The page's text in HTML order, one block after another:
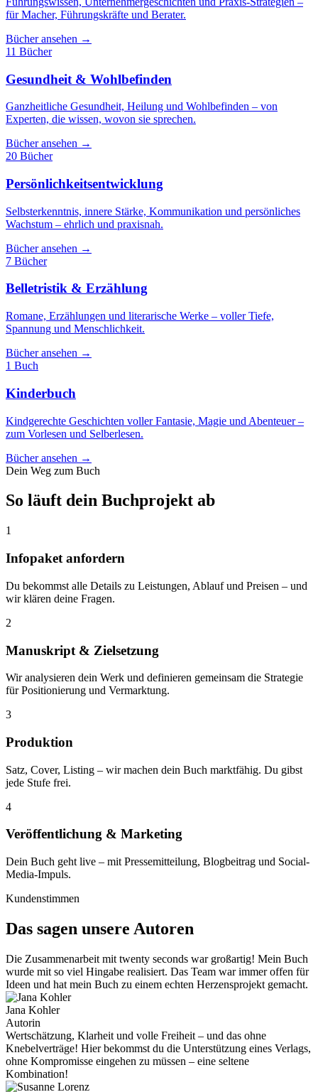
für Macher, Führungskräfte und Berater.
Bücher ansehen →
11 Bücher
Gesundheit & Wohlbefinden
Ganzheitliche Gesundheit, Heilung und Wohlbefinden – von
Experten, die wissen, wovon sie sprechen.
Bücher ansehen →
20 Bücher
Persönlichkeitsentwicklung
Selbsterkenntnis, innere Stärke, Kommunikation und persönliches
Wachstum – ehrlich und praxisnah.
Bücher ansehen →
7 Bücher
Belletristik & Erzählung
Romane, Erzählungen und literarische Werke – voller Tiefe,
Spannung und Menschlichkeit.
Bücher ansehen →
1 Buch
Kinderbuch
Kindgerechte Geschichten voller Fantasie, Magie und Abenteuer –
zum Vorlesen und Selberlesen.
Bücher ansehen →
Dein Weg zum Buch
So läuft dein Buchprojekt ab
1
Infopaket anfordern
Du bekommst alle Details zu Leistungen, Ablauf und Preisen – und
wir klären deine Fragen.
2
Manuskript & Zielsetzung
Wir analysieren dein Werk und definieren gemeinsam die Strategie
für Positionierung und Vermarktung.
3
Produktion
Satz, Cover, Listing – wir machen dein Buch marktfähig. Du gibst
jede Stufe frei.
4
Veröffentlichung & Marketing
Dein Buch geht live – mit Pressemitteilung, Blogbeitrag und Social-
Media-Impuls.
Kundenstimmen
Das sagen unsere Autoren
Die Zusammenarbeit mit twenty seconds war großartig! Mein Buch
wurde mit so viel Hingabe realisiert. Das Team war immer offen für
Ideen und hat mein Buch zu einem echten Herzensprojekt gemacht.
Jana Kohler
Autorin
Wertschätzung, Klarheit und volle Freiheit – und das ohne
Knebelverträge! Hier bekommst du die Unterstützung eines Verlags,
ohne Kompromisse eingehen zu müssen – eine seltene
Kombination!